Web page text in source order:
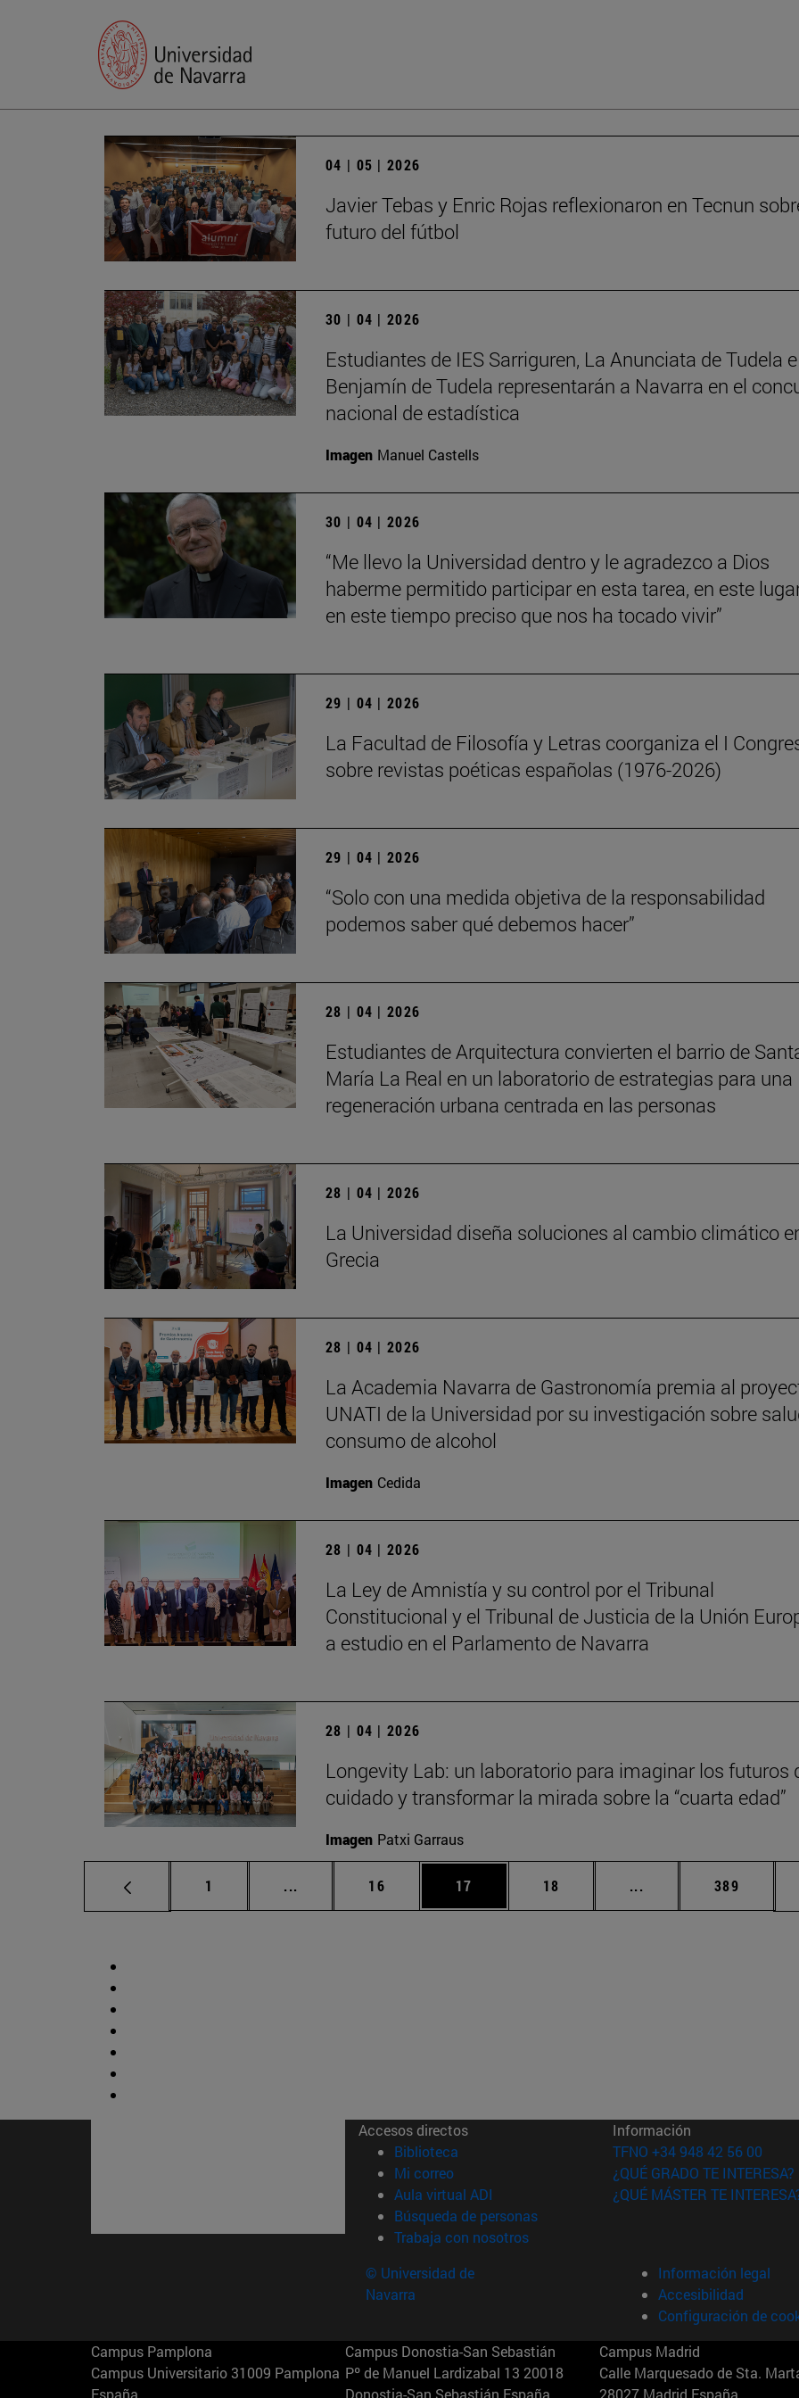
04 | 05 | 2026
Javier Tebas y Enric Rojas reflexionaron en Tecnun
futuro del fútbol
30 | 04 | 2026
Estudiantes de IES Sarriguren, La Anunciata de Tudela
Benjamín de Tudela representarán a Navarra en el
nacional de estadística
Imagen Manuel Castells
30 | 04 | 2026
“Me llevo la Universidad dentro y le agradezco a Dios
haberme permitido participar en esta tarea, en este
en este tiempo preciso que nos ha tocado vivir”
29 | 04 | 2026
La Facultad de Filosofía y Letras coorganiza el I
sobre revistas poéticas españolas (1976-2026)
29 | 04 | 2026
“Solo con una medida objetiva de la responsabilidad
podemos saber qué debemos hacer”
28 | 04 | 2026
Estudiantes de Arquitectura convierten el barrio de
María La Real en un laboratorio de estrategias para una
regeneración urbana centrada en las personas
28 | 04 | 2026
La Universidad diseña soluciones al cambio climático
Grecia
28 | 04 | 2026
La Academia Navarra de Gastronomía premia al
UNATI de la Universidad por su investigación sobre
consumo de alcohol
Imagen Cedida
28 | 04 | 2026
La Ley de Amnistía y su control por el Tribunal
Constitucional y el Tribunal de Justicia de la Unión
a estudio en el Parlamento de Navarra
28 | 04 | 2026
Longevity Lab: un laboratorio para imaginar los futuros
cuidado y transformar la mirada sobre la “cuarta edad”
Imagen Patxi Garraus
Página
1 ... Páginas intermedias Use TAB para desplazarse.
Página
16 Página
17 Página
18 ... Páginas intermedias
Página
389
Accesos directos
Biblioteca (abre en nueva ventana)
Mi correo(abre en nueva ventana)
Aula virtual ADI (abre en nueva ventana)
Búsqueda de personas(abre en nueva ventana)
Trabaja con nosotros(abre en nueva ventana)
Información
TFNO +34 948 42 56 00
¿QUÉ GRADO TE INTERESA?
¿QUÉ MÁSTER TE
© Universidad de
Navarra
Información legal
Accesibilidad
Configuración de
Campus Pamplona
Campus Universitario 31009 Pamplona
España
Campus Donostia-San Sebastián
Pº de Manuel Lardizabal 13 20018
Donostia-San Sebastián España
Campus Madrid
Calle Marquesado de Sta.
28027 Madrid España